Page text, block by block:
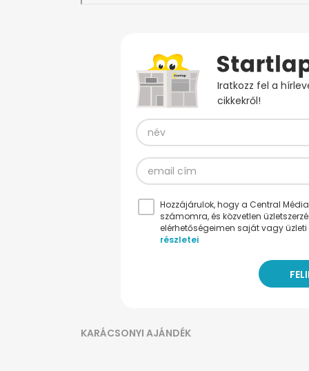
Iratkozz fel a
cikkekről!
Hozzájárulok, hogy a Central
számomra, és közvetlen
elérhetőségeimen saját vagy
részletei
KARÁCSONYI AJÁNDÉK